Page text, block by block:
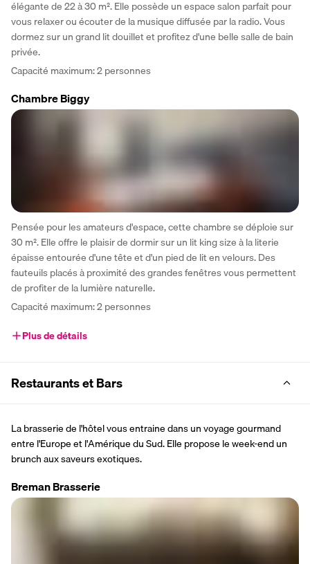
élégante de 22 à 30 m². Elle possède un espace salon parfait pour
vous relaxer ou écouter de la musique diffusée par la radio. Vous
dormez sur un grand lit douillet et profitez d'une belle salle de bain
privée.
Capacité maximum: 2 personnes
Chambre Biggy
Pensée pour les amateurs d'espace, cette chambre se déploie sur
30 m². Elle offre le plaisir de dormir sur un lit king size à la literie
épaisse entourée d'une tête et d'un pied de lit en velours. Des
fauteuils placés à proximité des grandes fenêtres vous permettent
de profiter de la lumière naturelle.
Capacité maximum: 2 personnes
Plus de détails
Restaurants et Bars
La brasserie de l'hôtel vous entraine dans un voyage gourmand
entre l'Europe et l'Amérique du Sud. Elle propose le week-end un
brunch aux saveurs exotiques.
Breman Brasserie